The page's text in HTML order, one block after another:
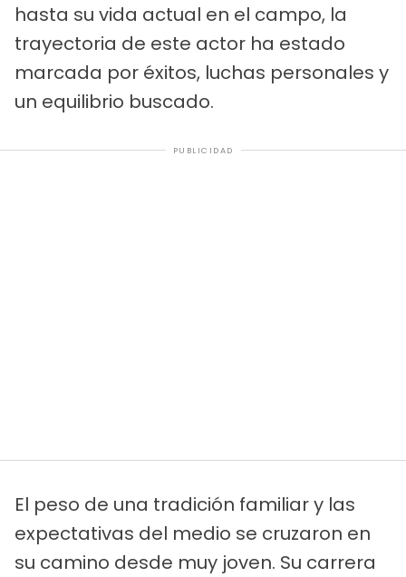
hasta su vida actual en el campo, la
trayectoria de este actor ha estado
marcada por éxitos, luchas personales y
un equilibrio buscado.
PUBLICIDAD
El peso de una tradición familiar y las
expectativas del medio se cruzaron en
su camino desde muy joven. Su carrera